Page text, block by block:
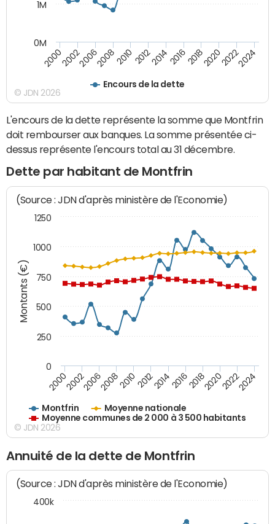
Encours de la dette
20002002200620082010 2012201420162018202020222024
0M
1M
© JDN 2026
L'encours de la dette représente la somme que Montfrin
doit rembourser aux banques. La somme présentée ci-
dessus représente l'encours total au 31 décembre.
Dette par habitant de Montfrin
Montants (€)
(Source : JDN d'après ministère de l'Economie)
Montfrin
Moyenne nationale
Moyenne communes de 2 000 à 3 500 habitants
200020022006200820102012201420162018202020222024
0
250
500
750
1000
1250
© JDN 2026
Annuité de la dette de Montfrin
(Source : JDN d'après ministère de l'Economie)
400k